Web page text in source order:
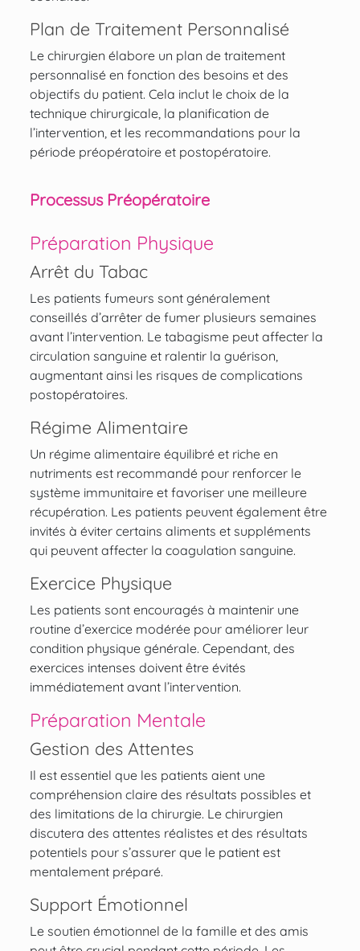
Plan de Traitement Personnalisé
Le chirurgien élabore un plan de traitement
personnalisé en fonction des besoins et des
objectifs du patient. Cela inclut le choix de la
technique chirurgicale, la planification de
l’intervention, et les recommandations pour la
période préopératoire et postopératoire.
Processus Préopératoire
Préparation Physique
Arrêt du Tabac
Les patients fumeurs sont généralement
conseillés d’arrêter de fumer plusieurs semaines
avant l’intervention. Le tabagisme peut affecter la
circulation sanguine et ralentir la guérison,
augmentant ainsi les risques de complications
postopératoires.
Régime Alimentaire
Un régime alimentaire équilibré et riche en
nutriments est recommandé pour renforcer le
système immunitaire et favoriser une meilleure
récupération. Les patients peuvent également être
invités à éviter certains aliments et suppléments
qui peuvent affecter la coagulation sanguine.
Exercice Physique
Les patients sont encouragés à maintenir une
routine d’exercice modérée pour améliorer leur
condition physique générale. Cependant, des
exercices intenses doivent être évités
immédiatement avant l’intervention.
Préparation Mentale
Gestion des Attentes
Il est essentiel que les patients aient une
compréhension claire des résultats possibles et
des limitations de la chirurgie. Le chirurgien
discutera des attentes réalistes et des résultats
potentiels pour s’assurer que le patient est
mentalement préparé.
Support Émotionnel
Le soutien émotionnel de la famille et des amis